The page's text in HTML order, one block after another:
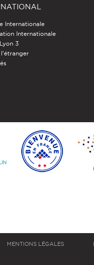
Internationale
Internationale
3
l'étranger
MENTIONS LÉGALES